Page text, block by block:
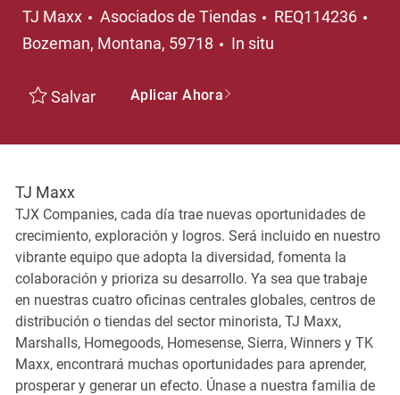
TJ Maxx Categoría
Asociados de Tiendas REQ114236
Bozeman, Montana, 59718
In situ
Salvar Aplicar Ahora
TJ Maxx
TJX Companies, cada día trae nuevas oportunidades de
crecimiento, exploración y logros. Será incluido en nuestro
vibrante equipo que adopta la diversidad, fomenta la
colaboración y prioriza su desarrollo. Ya sea que trabaje
en nuestras cuatro oficinas centrales globales, centros de
distribución o tiendas del sector minorista, TJ Maxx,
Marshalls, Homegoods, Homesense, Sierra, Winners y TK
Maxx, encontrará muchas oportunidades para aprender,
prosperar y generar un efecto. Únase a nuestra familia de